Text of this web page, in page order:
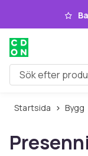
Hoppa till
Sök efter
Startsida Bygg